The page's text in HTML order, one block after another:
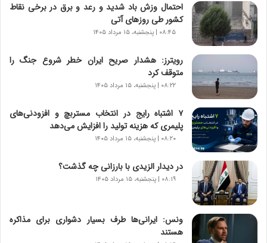
ا
ی
ر
ا
ن‌
خ
و
د
ر
و
ر
و
ش
ا
س
ت
|
احتمال وزش باد شدید و رعد و برق در برخی نقاط
کشور طی روزهای آتی
۰۸:۴۵ | پنجشنبه، ۱۵ مرداد ۱۴۰۵
رویترز: هشدار صریح ایران خطر شروع جنگ را
متوقف کرد
۰۸:۲۲ | پنجشنبه، ۱۵ مرداد ۱۴۰۵
۷ اشتباه رایج در انتخاب مستربچ و افزودنی‌های
پلیمری که هزینه تولید را افزایش می‌دهد
۰۸:۲۰ | پنجشنبه، ۱۵ مرداد ۱۴۰۵
در دیدار الزیدی با بارزانی چه گذشت؟
۰۸:۱۹ | پنجشنبه، ۱۵ مرداد ۱۴۰۵
ونس: ایرانی‌ها طرف بسیار دشواری برای مذاکره
هستند